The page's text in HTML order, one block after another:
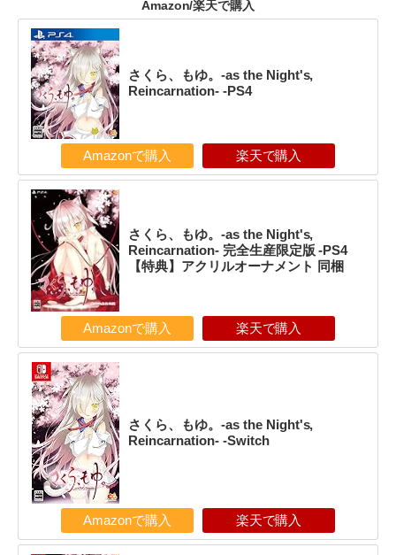
Amazon/楽天で購入
さくら、もゆ。-as the Night's,
Reincarnation- -PS4
Amazonで購入 楽天で購入
さくら、もゆ。-as the Night's,
Reincarnation- 完全生産限定版 -PS4
【特典】アクリルオーナメント 同梱
Amazonで購入 楽天で購入
さくら、もゆ。-as the Night's,
Reincarnation- -Switch
Amazonで購入 楽天で購入